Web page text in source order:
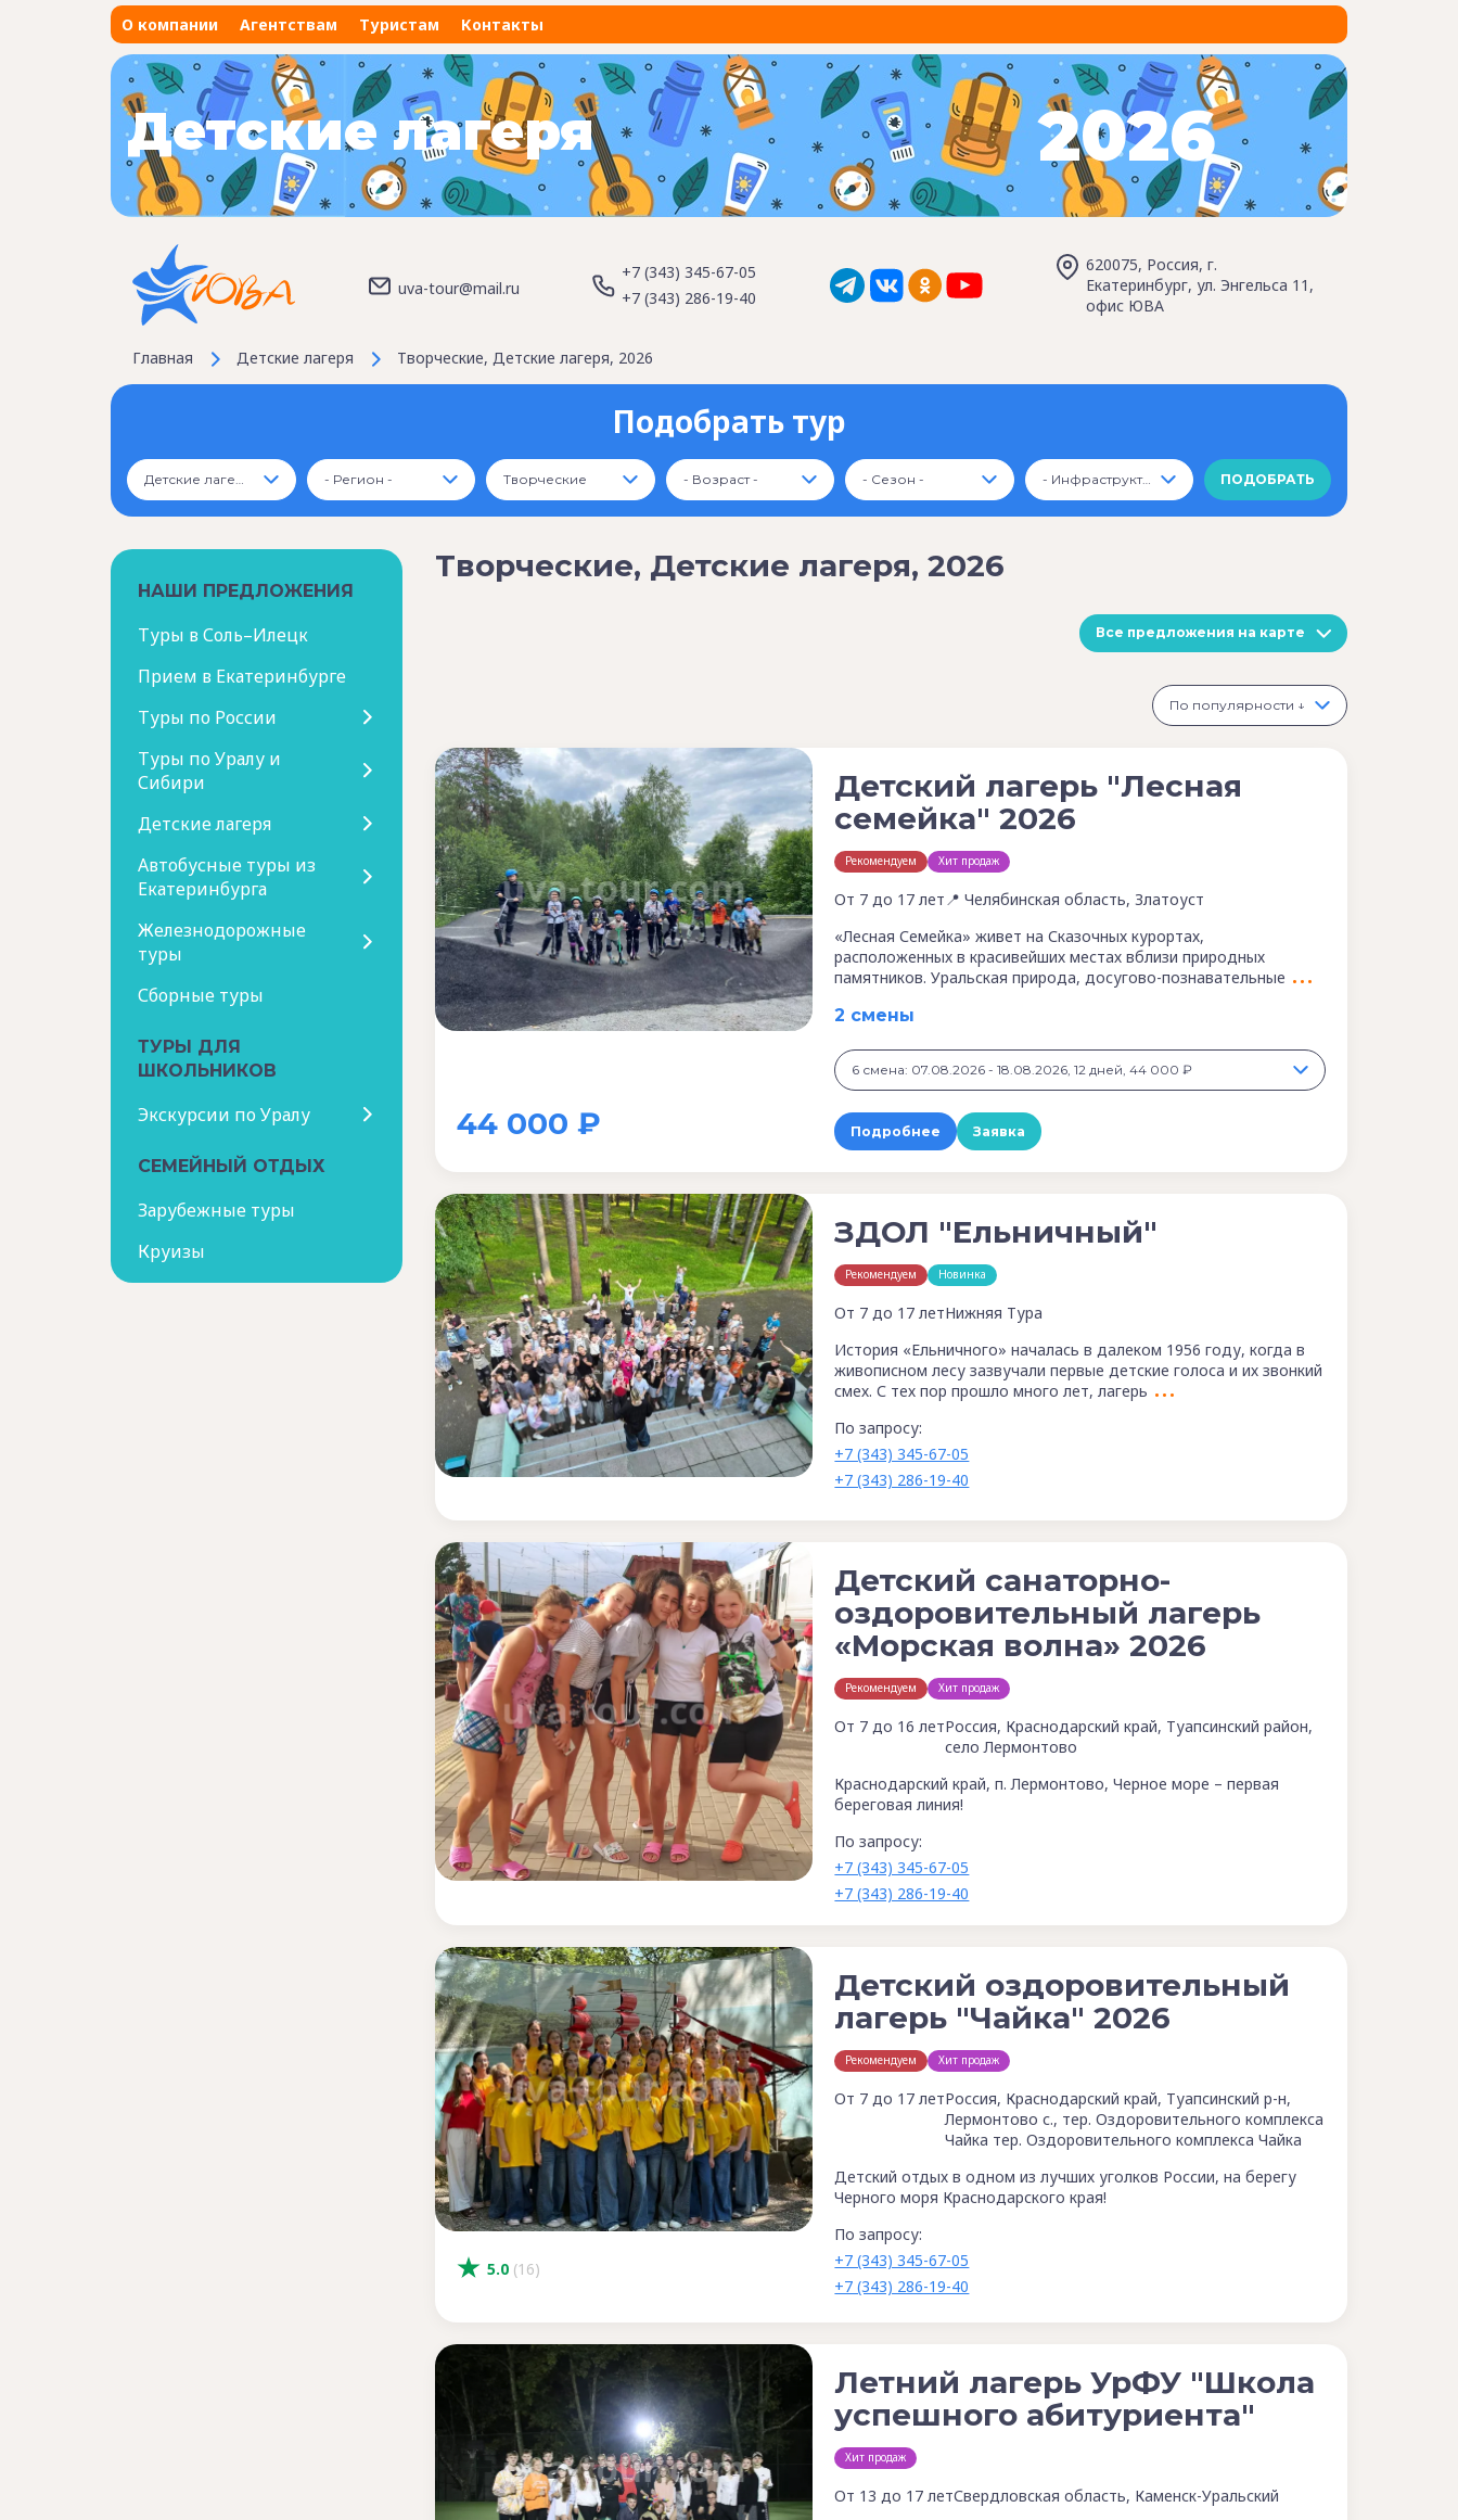
О компании Агентствам Туристам Контакты
Детские лагеря 2026
uva-tour@mail.ru
+7 (343) 345-67-05
+7 (343) 286-19-40
620075, Россия, г.
Екатеринбург, ул. Энгельса 11,
офис ЮВА
Главная Детские лагеря Творческие, Детские лагеря, 2026
Подобрать тур
Детские лагеря - Регион - Творческие - Возраст - - Сезон - - Инфраструктура -
НАШИ ПРЕДЛОЖЕНИЯ
Туры в Соль–Илецк
Прием в Екатеринбурге
Туры по России
Туры по Уралу и
Сибири
Детские лагеря
Автобусные туры из
Екатеринбурга
Железнодорожные
туры
Сборные туры
ТУРЫ ДЛЯ
ШКОЛЬНИКОВ
Экскурсии по Уралу
СЕМЕЙНЫЙ ОТДЫХ
Зарубежные туры
Круизы
Творческие, Детские лагеря, 2026
Все предложения на карте
По популярности ↓
44 000 ₽
Детский лагерь "Лесная
семейка" 2026
Рекомендуем Хит продаж
От 7 до 17 лет📍 Челябинская область, Златоуст
«Лесная Семейка» живет на Сказочных курортах,
расположенных в красивейших местах вблизи природных
памятников. Уральская природа, досугово-познавательные
2 смены
6 смена: 07.08.2026 - 18.08.2026, 12 дней, 44 000 ₽
Подробнее Заявка
ЗДОЛ "Ельничный"
Рекомендуем Новинка
От 7 до 17 летНижняя Тура
История «Ельничного» началась в далеком 1956 году, когда в
живописном лесу зазвучали первые детские голоса и их звонкий
смех. С тех пор прошло много лет, лагерь
По запросу:
+7 (343) 345-67-05
+7 (343) 286-19-40
Детский санаторно-
оздоровительный лагерь
«Морская волна» 2026
Рекомендуем Хит продаж
От 7 до 16 летРоссия, Краснодарский край, Туапсинский район,
село Лермонтово
Краснодарский край, п. Лермонтово, Черное море – первая
береговая линия!
По запросу:
+7 (343) 345-67-05
+7 (343) 286-19-40
5.0 (16)
Детский оздоровительный
лагерь "Чайка" 2026
Рекомендуем Хит продаж
От 7 до 17 летРоссия, Краснодарский край, Туапсинский р-н,
Лермонтово с., тер. Оздоровительного комплекса
Чайка тер. Оздоровительного комплекса Чайка
Детский отдых в одном из лучших уголков России, на берегу
Черного моря Краснодарского края!
По запросу:
+7 (343) 345-67-05
+7 (343) 286-19-40
Летний лагерь УрФУ "Школа
успешного абитуриента"
Хит продаж
От 13 до 17 летСвердловская область, Каменск-Уральский